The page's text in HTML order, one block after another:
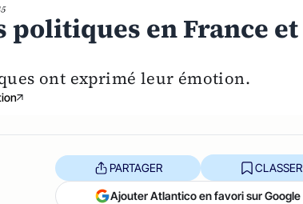
politiques en France et
ont exprimé leur émotion.
PARTAGER CLASSER
Ajouter Atlantico en favori sur Google